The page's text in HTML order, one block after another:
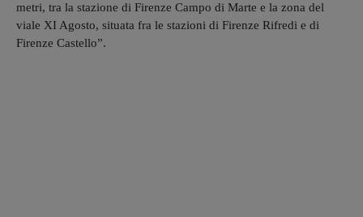
metri, tra la stazione di Firenze Campo di Marte e la zona del
viale XI Agosto, situata fra le stazioni di Firenze Rifredi e di
Firenze Castello”.